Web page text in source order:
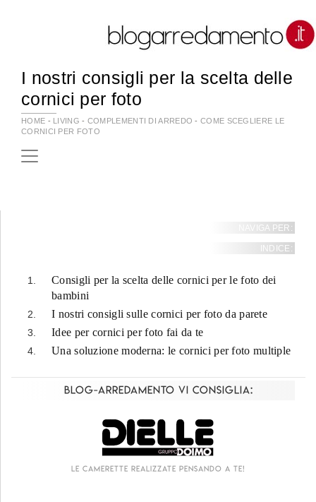
I nostri consigli per la scelta delle
cornici per foto
HOME - LIVING - COMPLEMENTI DI ARREDO -COME SCEGLIERE LE
CORNICI PER FOTO
NAVIGA PER:
INDICE:
Consigli per la scelta delle cornici per le foto dei
bambini
I nostri consigli sulle cornici per foto da parete
Idee per cornici per foto fai da te
Una soluzione moderna: le cornici per foto multiple
Blog-Arredamento vi consiglia:
Le camerette realizzate pensando a te!